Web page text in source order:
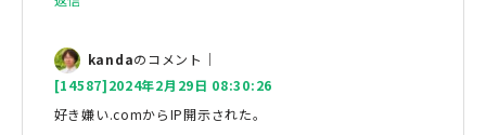
kandaのコメント｜
[14587]2024年2月29日 08:30:26
好き嫌い.comからIP開示された。